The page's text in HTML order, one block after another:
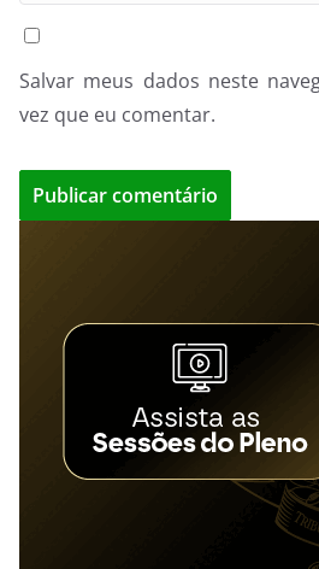
Salvar meus dados neste
vez que eu comentar.